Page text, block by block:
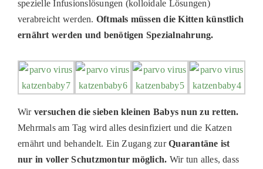
spezielle Infusionslösungen (kolloidale Lösungen)
verabreicht werden. Oftmals müssendie Kitten künstlich
ernährt werden und benötigen Spezialnahrung.
Wir versuchen die sieben kleinen Babys nun zu retten.
Mehrmals am Tag wird alles desinfiziert und die Katzen
ernährt und behandelt. Ein Zugang zurQuarantäne ist
nur in voller Schutzmontur möglich. Wir tun alles, dass